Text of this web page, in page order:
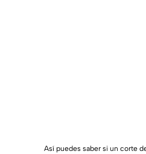
Así puedes saber si un corte